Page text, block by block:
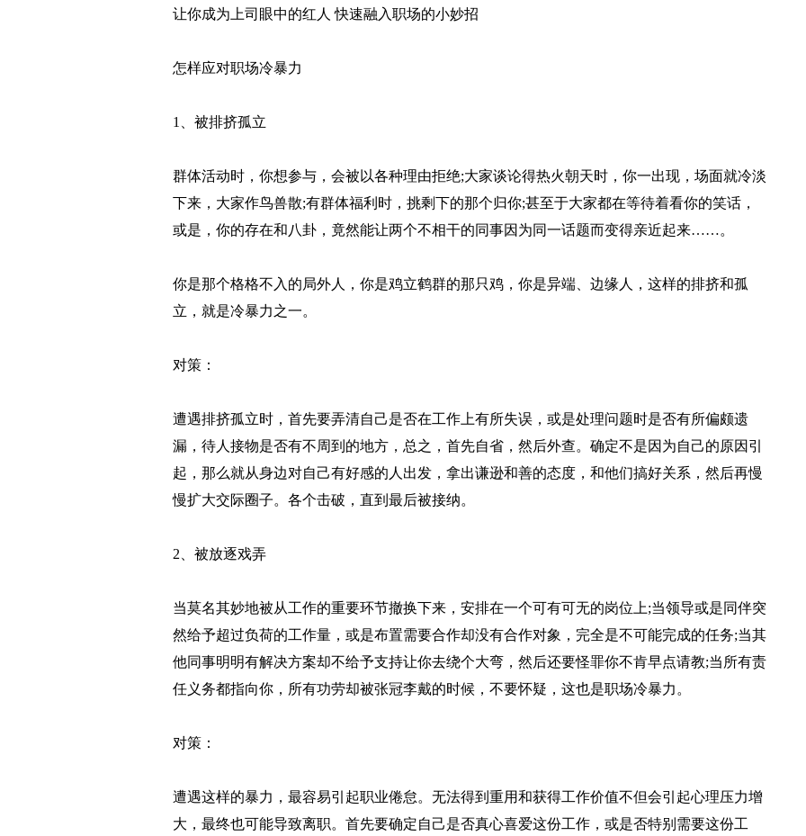
让你成为上司眼中的红人 快速融入职场的小妙招
怎样应对职场冷暴力
1、被排挤孤立
群体活动时，你想参与，会被以各种理由拒绝;大家谈论得热火朝天时，你一出现，场面就冷淡
下来，大家作鸟兽散;有群体福利时，挑剩下的那个归你;甚至于大家都在等待着看你的笑话，
或是，你的存在和八卦，竟然能让两个不相干的同事因为同一话题而变得亲近起来……。
你是那个格格不入的局外人，你是鸡立鹤群的那只鸡，你是异端、边缘人，这样的排挤和孤
立，就是冷暴力之一。
对策：
遭遇排挤孤立时，首先要弄清自己是否在工作上有所失误，或是处理问题时是否有所偏颇遗
漏，待人接物是否有不周到的地方，总之，首先自省，然后外查。确定不是因为自己的原因引
起，那么就从身边对自己有好感的人出发，拿出谦逊和善的态度，和他们搞好关系，然后再慢
慢扩大交际圈子。各个击破，直到最后被接纳。
2、被放逐戏弄
当莫名其妙地被从工作的重要环节撤换下来，安排在一个可有可无的岗位上;当领导或是同伴突
然给予超过负荷的工作量，或是布置需要合作却没有合作对象，完全是不可能完成的任务;当其
他同事明明有解决方案却不给予支持让你去绕个大弯，然后还要怪罪你不肯早点请教;当所有责
任义务都指向你，所有功劳却被张冠李戴的时候，不要怀疑，这也是职场冷暴力。
对策：
遭遇这样的暴力，最容易引起职业倦怠。无法得到重用和获得工作价值不但会引起心理压力增
大，最终也可能导致离职。首先要确定自己是否真心喜爱这份工作，或是否特别需要这份工